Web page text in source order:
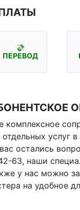
💸
ПЕРЕВОД
комплексное
услуг
остались
63, наши
у нас можно
на удобное